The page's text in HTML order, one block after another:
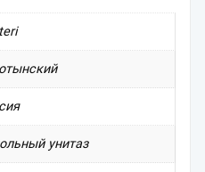
унитаз